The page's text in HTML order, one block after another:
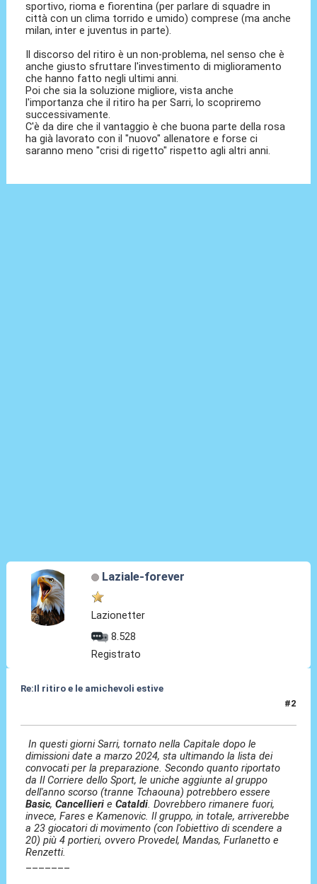
sportivo, rioma e fiorentina (per parlare di squadre in
città con un clima torrido e umido) comprese (ma anche
milan, inter e juventus in parte).
Il discorso del ritiro è un non-problema, nel senso che è
anche giusto sfruttare l'investimento di miglioramento
che hanno fatto negli ultimi anni.
Poi che sia la soluzione migliore, vista anche
l'importanza che il ritiro ha per Sarri, lo scopriremo
successivamente.
C'è da dire che il vantaggio è che buona parte della rosa
ha già lavorato con il "nuovo" allenatore e forse ci
saranno meno "crisi di rigetto" rispetto agli altri anni.
Laziale-forever
Lazionetter
8.528
Registrato
Re:Il ritiro e le amichevoli estive
#2
In questi giorni Sarri, tornato nella Capitale dopo le
dimissioni date a marzo 2024, sta ultimando la lista dei
convocati per la preparazione. Secondo quanto riportato
da Il Corriere dello Sport, le uniche aggiunte al gruppo
dell'anno scorso (tranne Tchaouna) potrebbero essere
Basic,Cancellieri eCataldi. Dovrebbero rimanere fuori,
invece, Fares e Kamenovic. Il gruppo, in totale, arriverebbe
a 23 giocatori di movimento (con l'obiettivo di scendere a
20) più 4 portieri, ovvero Provedel, Mandas, Furlanetto e
Renzetti.